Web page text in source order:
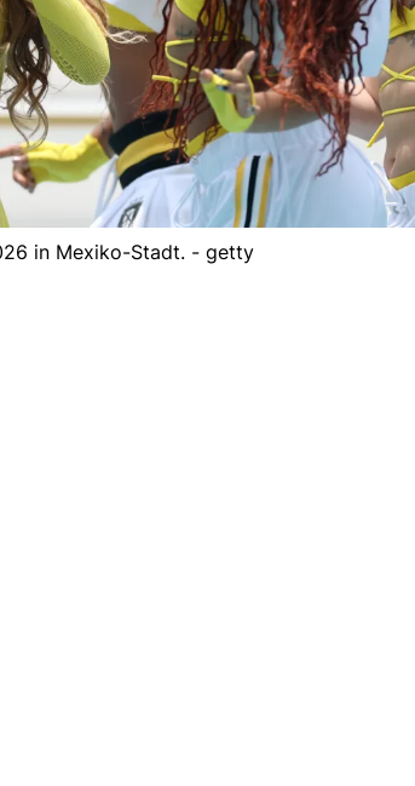
in Mexiko-Stadt. - getty